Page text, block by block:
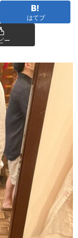
はてブ
ー